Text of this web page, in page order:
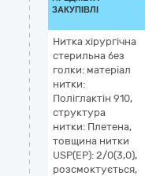
ЗАКУПІВЛІ
Нитка хірургічна
стерильна без
голки: матеріал
нитки:
Поліглактін 910,
структура
нитки: Плетена,
товщина нитки
USP(EP): 2/0(3,0),
розсмоктується,